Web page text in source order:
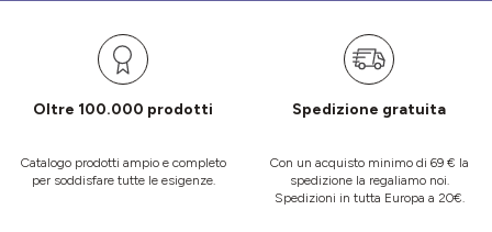
Oltre 100.000 prodotti
Catalogo prodotti ampio e completo
per soddisfare tutte le esigenze.
Spedizione gratuita
Con un acquisto minimo di 69 € la
spedizione la regaliamo noi.
Spedizioni in tutta Europa a 20€.